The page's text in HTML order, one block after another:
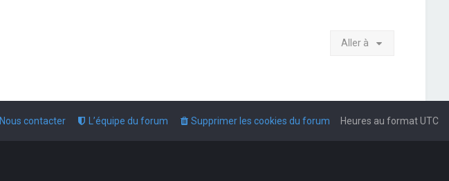
Aller à
Heures au formatUTC
Supprimer les cookies du forum
L’équipe du forum
Nous contacter